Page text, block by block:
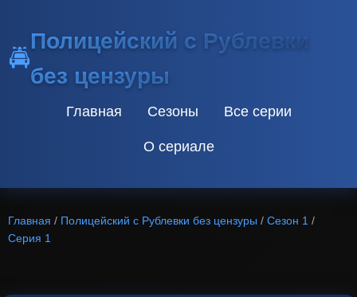
🚔
Полицейский с Рублевки
без цензуры
Главная Сезоны Все серии
О сериале
Главная / Полицейский с Рублевки без цензуры / Сезон 1 /
Серия 1